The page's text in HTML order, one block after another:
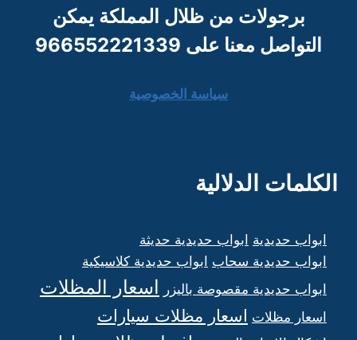
برجولات من ظلال المملكة يمكن
التواصل معنا على 966552221339
سياسة الخصوصية
الكلمات الدلالية
ابواب حديدية ابواب حديدية حديثة
ابواب حديدية سحاب ابواب حديدية كلاسيكية
ابواب حديدية مقصوصة باليزر اسعار المظلات
اسعار مظلات اسعار مظلات سيارات